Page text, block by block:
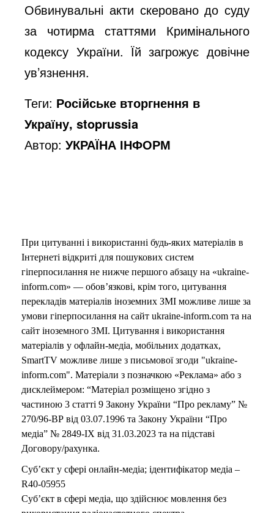
o
Обвинувальні акти скеровано до суду
за чотирма статтями Кримінального
кодексу України. Їй загрожує довічне
ув’язнення.
Теги: Російське вторгнення в
Україну, stoprussia
Автор:УКРАЇНА ІНФОРМ
При цитуванні і використанні будь-яких матеріалів в
Інтернеті відкриті для пошукових систем
гіперпосилання не нижче першого абзацу на «ukraine-
inform.com» — обов’язкові, крім того, цитування
перекладів матеріалів іноземних ЗМІ можливе лише за
умови гіперпосилання на сайт ukraine-inform.com та на
сайт іноземного ЗМІ. Цитування і використання
матеріалів у офлайн-медіа, мобільних додатках,
SmartTV можливе лише з письмової згоди "ukraine-
inform.com". Матеріали з позначкою «Реклама» або з
дисклеймером: “Матеріал розміщено згідно з
частиною 3 статті 9 Закону України “Про рекламу” №
270/96-ВР від 03.07.1996 та Закону України “Про
медіа” № 2849-IX від 31.03.2023 та на підставі
Договору/рахунка.
Суб’єкт у сфері онлайн-медіа; ідентифікатор медіа –
R40-05955
Суб’єкт в сфері медіа, що здійснює мовлення без